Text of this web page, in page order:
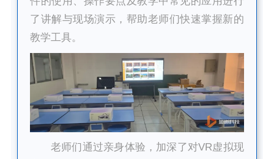
了讲解与现场演示，帮助老师们快速掌握新的
教学工具。
老师们通过亲身体验，加深了对VR虚拟现